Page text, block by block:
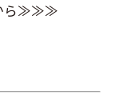
から≫≫≫